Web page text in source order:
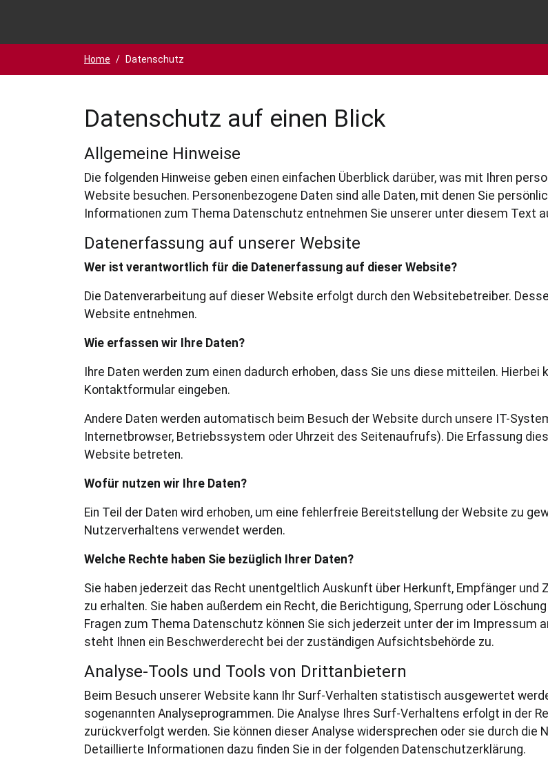
Du bist hier:
Home Datenschutz
Datenschutz auf einen Blick
Allgemeine Hinweise
Die folgenden Hinweise geben einen einfachen Überblick darüber, was mit Ihren
Website besuchen. Personenbezogene Daten sind alle Daten, mit denen Sie
Informationen zum Thema Datenschutz entnehmen Sie unserer unter diesem Text
Datenerfassung auf unserer Website
Wer ist verantwortlich für die Datenerfassung auf dieser Website?
Die Datenverarbeitung auf dieser Website erfolgt durch den Websitebetreiber.
Website entnehmen.
Wie erfassen wir Ihre Daten?
Ihre Daten werden zum einen dadurch erhoben, dass Sie uns diese mitteilen. Hierbei
Kontaktformular eingeben.
Andere Daten werden automatisch beim Besuch der Website durch unsere IT-
Internetbrowser, Betriebssystem oder Uhrzeit des Seitenaufrufs). Die Erfassung
Website betreten.
Wofür nutzen wir Ihre Daten?
Ein Teil der Daten wird erhoben, um eine fehlerfreie Bereitstellung der Website zu
Nutzerverhaltens verwendet werden.
Welche Rechte haben Sie bezüglich Ihrer Daten?
Sie haben jederzeit das Recht unentgeltlich Auskunft über Herkunft, Empfänger und
zu erhalten. Sie haben außerdem ein Recht, die Berichtigung, Sperrung oder
Fragen zum Thema Datenschutz können Sie sich jederzeit unter der im Impressum
steht Ihnen ein Beschwerderecht bei der zuständigen Aufsichtsbehörde zu.
Analyse-Tools und Tools von Drittanbietern
Beim Besuch unserer Website kann Ihr Surf-Verhalten statistisch ausgewertet
sogenannten Analyseprogrammen. Die Analyse Ihres Surf-Verhaltens erfolgt in der
zurückverfolgt werden. Sie können dieser Analyse widersprechen oder sie durch
Detaillierte Informationen dazu finden Sie in der folgenden Datenschutzerklärung.